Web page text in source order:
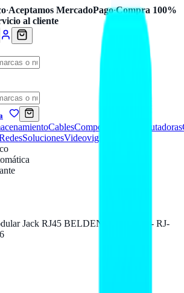
·Aceptamos MercadoPago·Compra 100%
al cliente
CablesComponentes Computadoras
SolucionesVideovigilancia
Jack RJ45 BELDEN AX101321 - RJ-